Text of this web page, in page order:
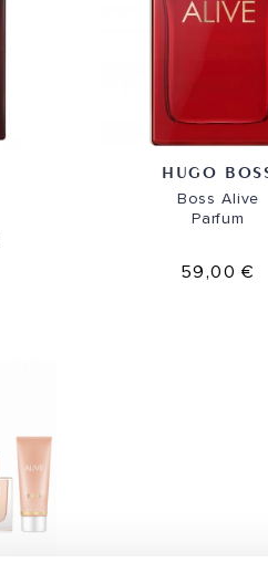
HUGO
Boss Alive
Parfum
59,00 €